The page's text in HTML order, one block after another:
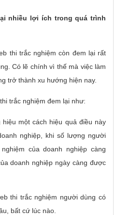
nhiều lợi ích trong quá trình
thi trắc nghiệm còn đem lại rất
Có lẽ chính vì thế mà việc làm
trở thành xu hướng hiện nay.
trắc nghiệm đem lại như:
một cách hiệu quả điều này
nghiệp, khi số lượng người
của doanh nghiệp càng
doanh nghiệp ngày càng được
thi trắc nghiệm người dùng có
bất cứ lúc nào.